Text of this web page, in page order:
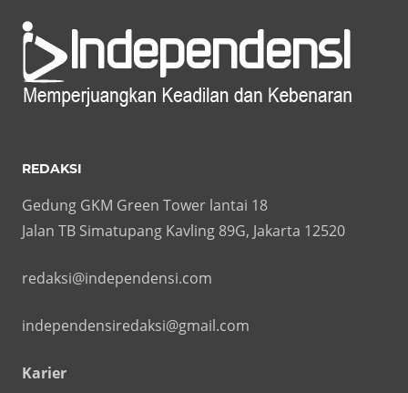
REDAKSI
Gedung GKM Green Tower lantai 18
Jalan TB Simatupang Kavling 89G, Jakarta 12520
redaksi@independensi.com
independensiredaksi@gmail.com
Karier